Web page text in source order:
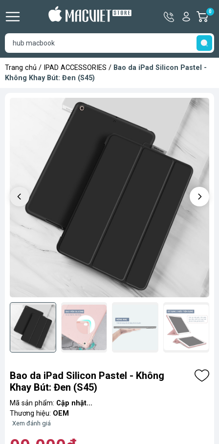
HotlineTài
khoản
Hello,
Khách
0
Trang chủ / IPAD ACCESSORIES / Bao da iPad Silicon Pastel -
Không Khay Bút: Đen (S45)
Bao da iPad Silicon Pastel - Không
Khay Bút: Đen (S45)
Mã sản phẩm: Cập nhật...
Thương hiệu: OEM
Xem đánh giá